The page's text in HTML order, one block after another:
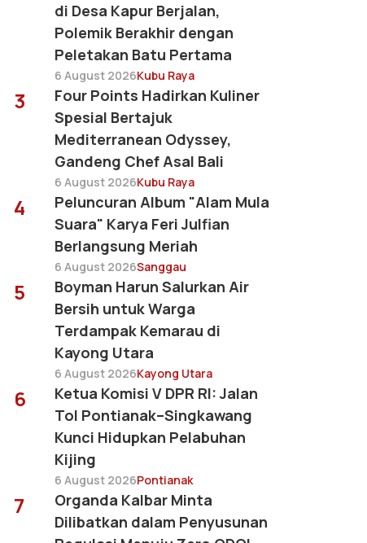
di Desa Kapur Berjalan,
Polemik Berakhir dengan
Peletakan Batu Pertama
6 August 2026Kubu Raya
3
Four Points Hadirkan Kuliner
Spesial Bertajuk
Mediterranean Odyssey,
Gandeng Chef Asal Bali
6 August 2026Kubu Raya
4
Peluncuran Album "Alam Mula
Suara" Karya Feri Julfian
Berlangsung Meriah
6 August 2026Sanggau
5
Boyman Harun Salurkan Air
Bersih untuk Warga
Terdampak Kemarau di
Kayong Utara
6 August 2026Kayong Utara
6
Ketua Komisi V DPR RI: Jalan
Tol Pontianak–Singkawang
Kunci Hidupkan Pelabuhan
Kijing
6 August 2026Pontianak
7
Organda Kalbar Minta
Dilibatkan dalam Penyusunan